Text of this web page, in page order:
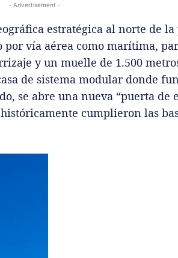
- Advertisement -
estratégica al norte de
vía aérea como marítima,
y un muelle de 1.500
de sistema modular donde
se abre una nueva “puerta de
cumplieron las